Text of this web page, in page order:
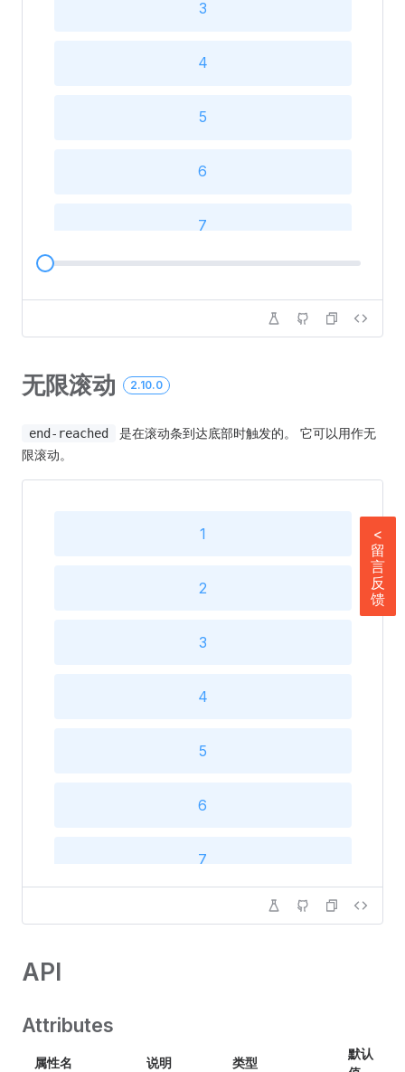
3
4
5
6
7
9
11
无限滚动 2.10.0
end-reached
是在滚动条到达底部时触发的。 它可以用作无
限滚动。
1
2
3
4
5
6
7
API
Attributes
属性名 说明 类型
默认
<
留
言
反
馈